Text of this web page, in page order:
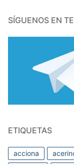
SÍGUENOS EN
ETIQUETAS
acciona